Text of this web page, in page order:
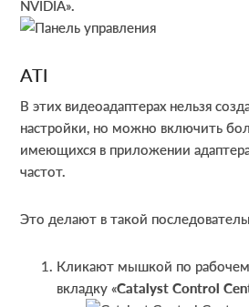
NVIDIA».
ATI
В этих видеоадаптерах нельзя
настройки, но можно включить
имеющихся в приложении
частот.
Это делают в такой
Кликают мышкой по
вкладку «Catalyst Control